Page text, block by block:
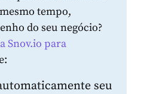
tempo,
do seu negócio?
Snov.io para
seu